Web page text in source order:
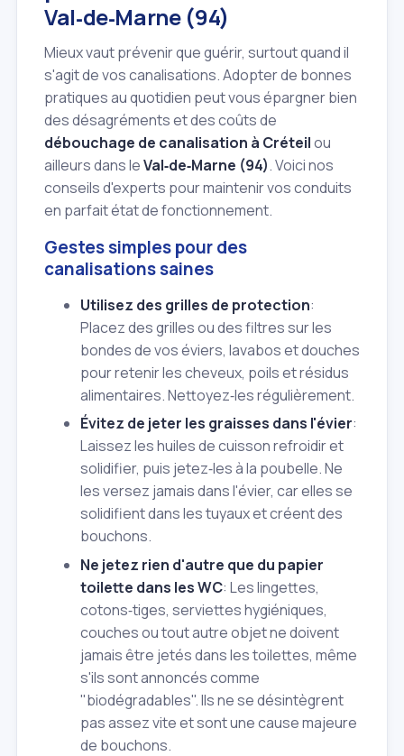
Val‑de‑Marne (94)
Mieux vaut prévenir que guérir, surtout quand il
s'agit de vos canalisations. Adopter de bonnes
pratiques au quotidien peut vous épargner bien
des désagréments et des coûts de
débouchage de canalisation à Créteilou
ailleurs dans leVal‑de‑Marne (94). Voici nos
conseils d'experts pour maintenir vos conduits
en parfait état de fonctionnement.
Gestes simples pour des
canalisations saines
Utilisez des grilles de protection:
Placez des grilles ou des filtres sur les
bondes de vos éviers, lavabos et douches
pour retenir les cheveux, poils et résidus
alimentaires. Nettoyez‑les régulièrement.
Évitez de jeter les graisses dans l'évier:
Laissez les huiles de cuisson refroidir et
solidifier, puis jetez‑les à la poubelle. Ne
les versez jamais dans l'évier, car elles se
solidifient dans les tuyaux et créent des
bouchons.
Ne jetez rien d'autre que du papier
toilette dans les WC: Les lingettes,
cotons‑tiges, serviettes hygiéniques,
couches ou tout autre objet ne doivent
jamais être jetés dans les toilettes, même
s'ils sont annoncés comme
"biodégradables". Ils ne se désintègrent
pas assez vite et sont une cause majeure
de bouchons.